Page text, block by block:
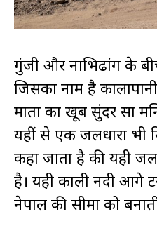
गुंजी और नाभिढांग के
जिसका नाम है
माता का खूब सुंदर सा
यहीं से एक जलधारा भी
कहा जाता है की यही
है। यही काली नदी
नेपाल की सीमा को